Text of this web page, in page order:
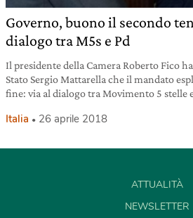
Governo, buono il secondo
dialogo tra M5s e Pd
Il presidente della Camera Roberto Fico
Stato Sergio Mattarella che il mandato
fine: via al dialogo tra Movimento 5 stelle
Italia 26 aprile 2018
ATTUALITÀ
NEWSLETTER